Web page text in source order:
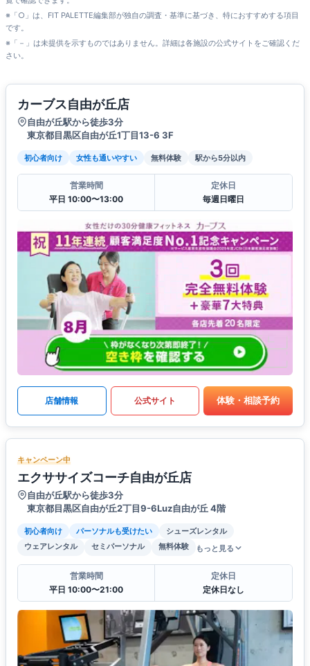
※「○」は、FIT PALETTE編集部が独自の調査・基準に基づき、特におすすめする項目
です。
※「－」は未提供を示すものではありません。詳細は各施設の公式サイトをご確認くだ
さい。
カーブス自由が丘店
自由が丘駅から徒歩3分
東京都目黒区自由が丘1丁目13-6 3F
初心者向け 女性も通いやすい 無料体験 駅から5分以内
営業時間
平日 10:00〜13:00
定休日
毎週日曜日
店舗情報 公式サイト 体験・相談予約
キャンペーン中
エクササイズコーチ自由が丘店
自由が丘駅から徒歩3分
東京都目黒区自由が丘2丁目9-6Luz自由が丘 4階
初心者向け パーソナルも受けたい
シューズレンタル
ウェアレンタル
セミパーソナル 無料体験 もっと見る
営業時間
平日 10:00〜21:00
定休日
定休日なし